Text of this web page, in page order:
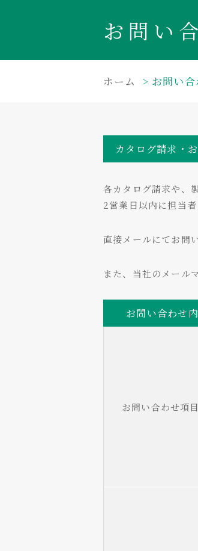
お問い
ホーム お問い合
カタログ請求・
各カタログ請求や、
2営業日以内に担当者
直接メールにてお問
また、当社のメール
お問い合わせ
お問い合わせ項目